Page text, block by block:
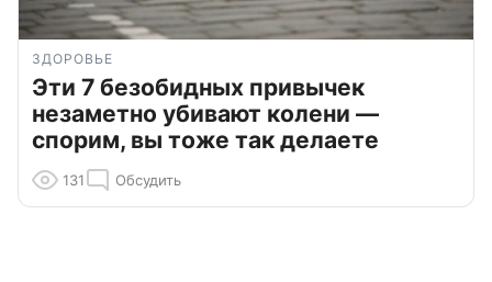
ЗДОРОВЬЕ
Эти 7 безобидных привычек
незаметно убивают колени —
спорим, вы тоже так делаете
131 Обсудить